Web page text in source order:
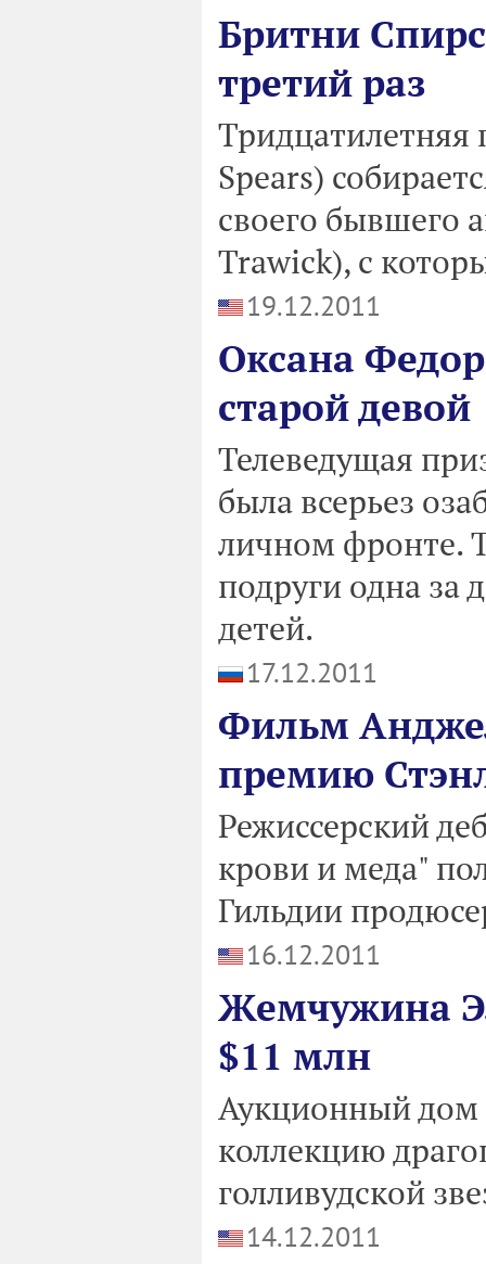
Бритни
третий раз
Тридцатилетняя
Spears)
своего бывшего
Trawick), с
19.12.2011
Оксана
старой девой
Телеведущая
была всерьез
личном фронте.
подруги одна за
детей.
17.12.2011
Фильм
премию
Режиссерский
крови и меда"
Гильдии
16.12.2011
Жемчужина
$11 млн
Аукционный дом
коллекцию
голливудской
14.12.2011